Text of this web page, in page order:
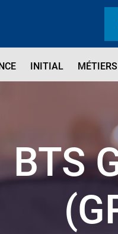
INITIAL MÉTIERS
BTS